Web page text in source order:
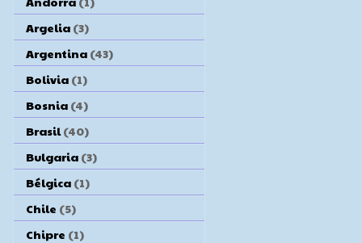
Argelia (3)
Argentina (43)
Bolivia (1)
Bosnia (4)
Brasil (40)
Bulgaria (3)
Bélgica (1)
Chile (5)
Chipre (1)